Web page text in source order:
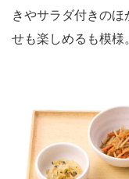
きやサラダ付きの
せも楽しめるも模様